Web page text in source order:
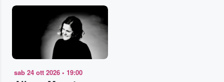
sab 24 ott 2026 • 19:00